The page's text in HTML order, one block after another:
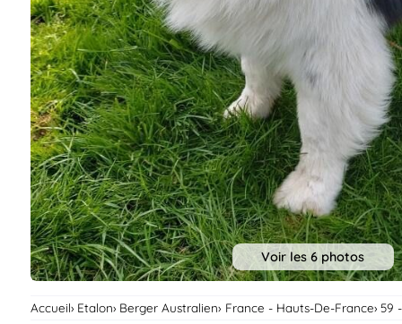
Voir les 6 photos
Accueil Etalon Berger Australien France - Hauts-De-France 59